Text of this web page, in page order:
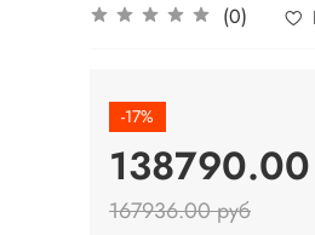
(0)
-17%
167936.00 руб